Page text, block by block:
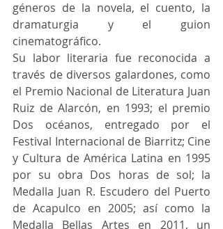
géneros de la novela, el cuento, la
dramaturgia y el guion
cinematográfico.
Su labor literaria fue reconocida a
través de diversos galardones, como
el Premio Nacional de Literatura Juan
Ruiz de Alarcón, en 1993; el premio
Dos océanos, entregado por el
Festival Internacional de Biarritz; Cine
y Cultura de América Latina en 1995
por su obra Dos horas de sol; la
Medalla Juan R. Escudero del Puerto
de Acapulco en 2005; así como la
Medalla Bellas Artes en 2011, un